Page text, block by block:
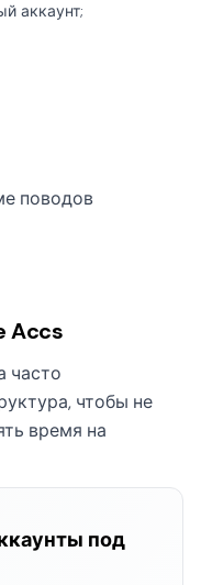
аккаунт;
поводов
Accs
часто
чтобы не
время на
под